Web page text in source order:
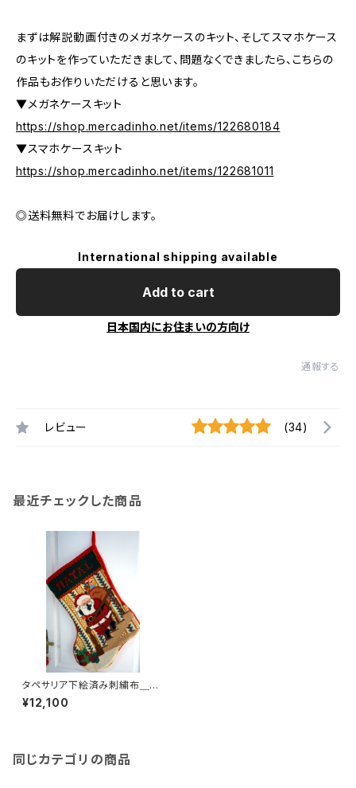
まずは解説動画付きのメガネケースのキット、そしてスマホケース
のキットを作っていただきまして、問題なくできましたら、こちらの
作品もお作りいただけると思います。
▼メガネケースキット
https://shop.mercadinho.net/items/122680184
▼スマホケースキット
https://shop.mercadinho.net/items/122681011
◎送料無料でお届けします。
International shipping available
Add to cart
日本国内にお住まいの方向け
通報する
レビュー (34)
最近チェックした商品
タペサリア下絵済み刺繍布＿Pa
Pai Noel Escada階段のサン
タクロース
¥12,100
同じカテゴリの商品